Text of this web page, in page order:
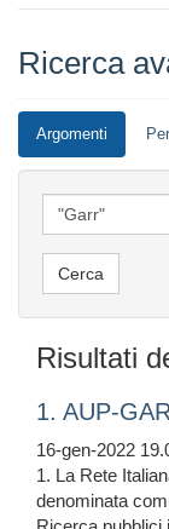
Ricerca
Argomenti
Risultati
1. AUP-
16-gen-2022
1. La Rete
denominata